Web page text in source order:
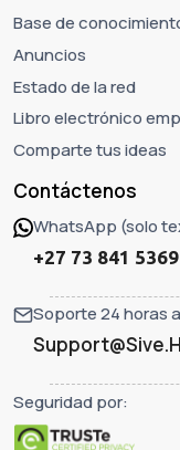
Base de
Anuncios
Estado de la red
Libro electrónico
Comparte tus ideas
Contáctenos
WhatsApp (solo
+27 73 841 5369
Soporte 24 horas
Seguridad por: